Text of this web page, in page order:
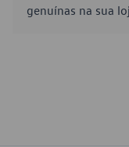
genuínas na sua